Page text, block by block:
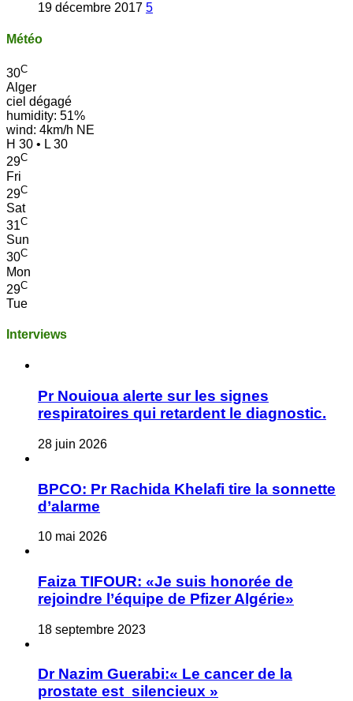
19 décembre 2017 5
Météo
30C
Alger
ciel dégagé
humidity: 51%
wind: 4km/h NE
H 30 • L 30
29C
Fri
29C
Sat
31C
Sun
30C
Mon
29C
Tue
Interviews
Pr Nouioua alerte sur les signes
respiratoires qui retardent le diagnostic.
28 juin 2026
BPCO: Pr Rachida Khelafi tire la sonnette
d’alarme
10 mai 2026
Faiza TIFOUR: «Je suis honorée de
rejoindre l’équipe de Pfizer Algérie»
18 septembre 2023
Dr Nazim Guerabi:« Le cancer de la
prostate est silencieux »